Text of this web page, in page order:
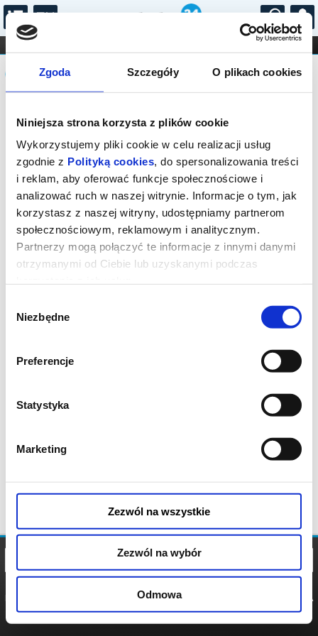
Zgoda Szczegóły O plikach cookies
Niniejsza strona korzysta z plików cookie
Wykorzystujemy pliki cookie w celu realizacji usług
zgodnie z Polityką cookies, do spersonalizowania treści
i reklam, aby oferować funkcje społecznościowe i
analizować ruch w naszej witrynie. Informacje o tym, jak
korzystasz z naszej witryny, udostępniamy partnerom
społecznościowym, reklamowym i analitycznym.
Partnerzy mogą połączyć te informacje z innymi danymi
otrzymanymi od Ciebie lub uzyskanymi podczas
zgody
Niezbędne
Preferencje
Statystyka
Marketing
Zezwól na wszystkie
Zezwól na wybór
Odmowa
...
FILHARMONIA OPERA I BALET
STAND-UP
DLA DZIECI
Komunikat
Sprzedaż biletów on-line na wydarzenie
została zakończona.
POLITYKA
POLITYKA